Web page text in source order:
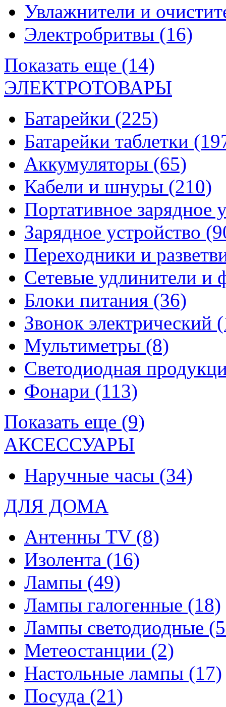
Увлажнители и
Электробритвы (16)
Показать еще (14)
ЭЛЕКТРОТОВАРЫ
Батарейки (225)
Батарейки таблетки
Аккумуляторы (65)
Кабели и шнуры (210)
Портативное зарядное
Зарядное устройство
Переходники и
Сетевые удлинители и
Блоки питания (36)
Звонок электрический
Мультиметры (8)
Светодиодная
Фонари (113)
Показать еще (9)
АКСЕССУАРЫ
Наручные часы (34)
ДЛЯ ДОМА
Антенны TV (8)
Изолента (16)
Лампы (49)
Лампы галогенные (18)
Лампы светодиодные
Метеостанции (2)
Настольные лампы (17)
Посуда (21)